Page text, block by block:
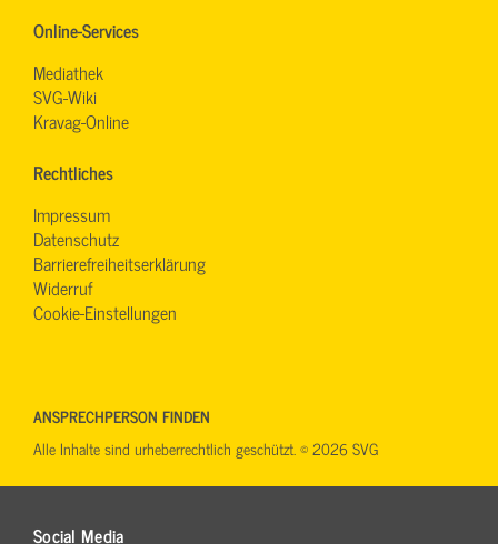
Online-Services
Mediathek
SVG-Wiki
Kravag-Online
Rechtliches
Impressum
Datenschutz
Barrierefreiheitserklärung
Widerruf
Cookie-Einstellungen
Social Media
ANSPRECHPERSON FINDEN
Alle Inhalte sind urheberrechtlich geschützt. © 2026 SVG